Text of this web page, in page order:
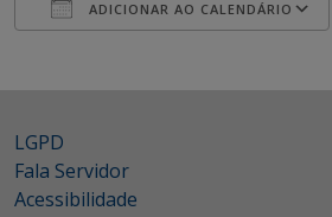
ADICIONAR AO CALENDÁRIO
LGPD
Fala Servidor
Acessibilidade